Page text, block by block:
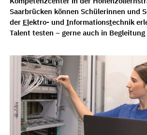
Saarbrücken können Schülerinnen und
der Elektro- und Informationstechnik
Talent testen – gerne auch in